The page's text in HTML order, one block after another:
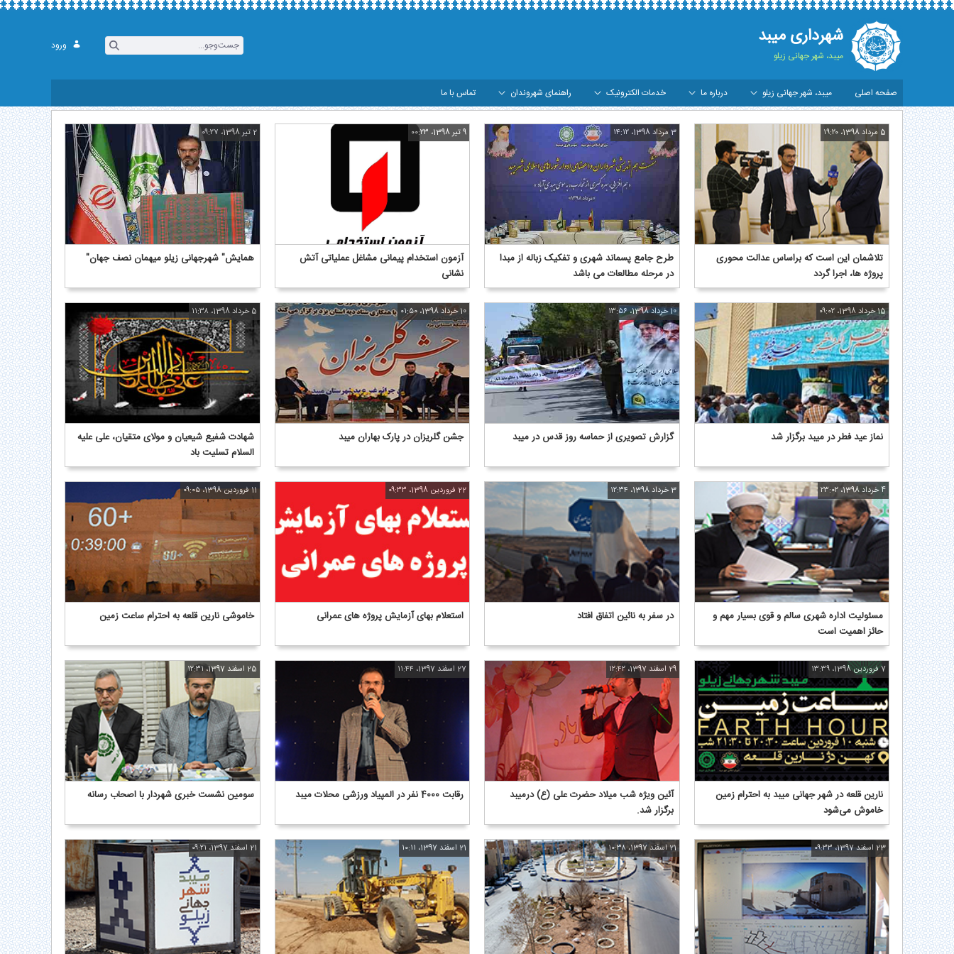
شهرداری میبد
میبد، شهر جهانی زیلو
ورود
صفحه اصلی میبد، شهر جهانی زیلو درباره ما خدمات الکترونیک راهنمای شهروندان تماس با ما
آرشیو گزارش تصویری - شهرداری میبد
تلاشمان این است که براساس عدالت محوری
پروژه ها، اجرا گردد
5 مرداد 1398، ۱۹:۲۰
طرح جامع پسماند شهری و تفکیک زباله از مبدا
در مرحله مطالعات می باشد
3 مرداد 1398، ۱۴:۱۲
آزمون استخدام پیمانی مشاغل عملیاتی آتش
نشانی
9 تیر 1398، ۰۰:۲۳
همایش" شهرجهانی زیلو میهمان نصف جهان"
2 تیر 1398، ۰۹:۲۷
نماز عید فطر در میبد برگزار شد
15 خرداد 1398، ۰۹:۰۲
گزارش تصویری از حماسه روز قدس در میبد
10 خرداد 1398، ۱۳:۵۶
جشن گلریزان در پارک بهاران میبد
10 خرداد 1398، ۰۱:۵۰
شهادت شفیع شیعیان و مولای متقیان، علی علیه
السلام تسلیت باد
5 خرداد 1398، ۱۱:۳۸
مسئولیت اداره شهری سالم و قوی بسیار مهم و
حائز اهمیت است
4 خرداد 1398، ۲۳:۰۲
در سفر به نائین اتفاق افتاد
3 خرداد 1398، ۱۲:۳۴
استعلام بهای آزمایش پروژه های عمرانی
22 فروردین 1398، ۰۹:۳۳
خاموشی نارین قلعه به احترام ساعت زمین
11 فروردین 1398، ۰۹:۰۵
نارین قلعه در شهر جهانی میبد به احترام زمین
خاموش می‌شود
7 فروردین 1398، ۱۳:۳۹
آئین ویژه شب میلاد حضرت علی (ع) درمیبد
برگزار شد.
29 اسفند 1397، ۱۲:۴۲
رقابت 4000 نفر در المپیاد ورزشی محلات میبد
27 اسفند 1397، ۱۱:۴۴
سومین نشست خبری شهردار با اصحاب رسانه
25 اسفند 1397، ۱۲:۳۱
23 اسفند 1397، ۰۹:۳۳ 21 اسفند 1397، ۱۰:۳۸ 21 اسفند 1397، ۱۰:۱۱ 21 اسفند 1397، ۰۹:۲۱